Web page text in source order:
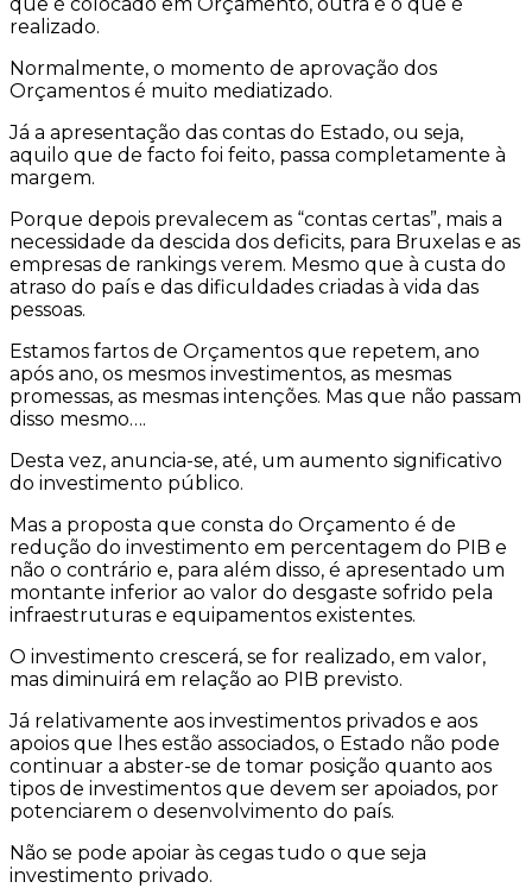
realizado.
Normalmente, o momento de aprovação dos
Orçamentos é muito mediatizado.
Já a apresentação das contas do Estado, ou seja,
aquilo que de facto foi feito, passa completamente à
margem.
Porque depois prevalecem as “contas certas”, mais a
necessidade da descida dos deficits, para Bruxelas e as
empresas de rankings verem. Mesmo que à custa do
atraso do país e das dificuldades criadas à vida das
pessoas.
Estamos fartos de Orçamentos que repetem, ano
após ano, os mesmos investimentos, as mesmas
promessas, as mesmas intenções. Mas que não passam
disso mesmo….
Desta vez, anuncia-se, até, um aumento significativo
do investimento público.
Mas a proposta que consta do Orçamento é de
redução do investimento em percentagem do PIB e
não o contrário e, para além disso, é apresentado um
montante inferior ao valor do desgaste sofrido pela
infraestruturas e equipamentos existentes.
O investimento crescerá, se for realizado, em valor,
mas diminuirá em relação ao PIB previsto.
Já relativamente aos investimentos privados e aos
apoios que lhes estão associados, o Estado não pode
continuar a abster-se de tomar posição quanto aos
tipos de investimentos que devem ser apoiados, por
potenciarem o desenvolvimento do país.
Não se pode apoiar às cegas tudo o que seja
investimento privado.